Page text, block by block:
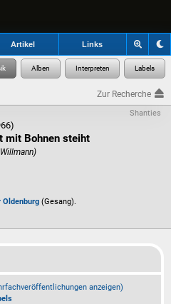
Artikel Links
Zur Recherche
Shanties
mit Bohnen steiht
Oldenburg (Gesang).
anzeigen)